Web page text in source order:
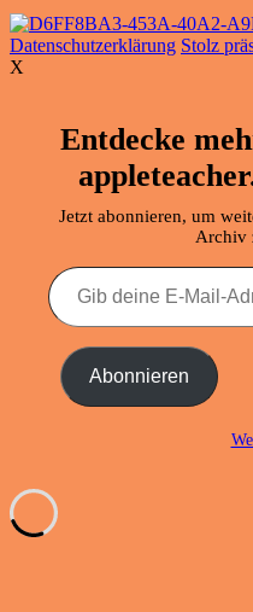
Datenschutzerklärung Stolz
X
Entdecke
Jetzt abonnieren, um
Archiv
Gib
deine
E-
Adresse
ein ... Abonnieren